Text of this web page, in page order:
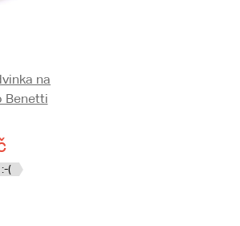
na
Benetti
(